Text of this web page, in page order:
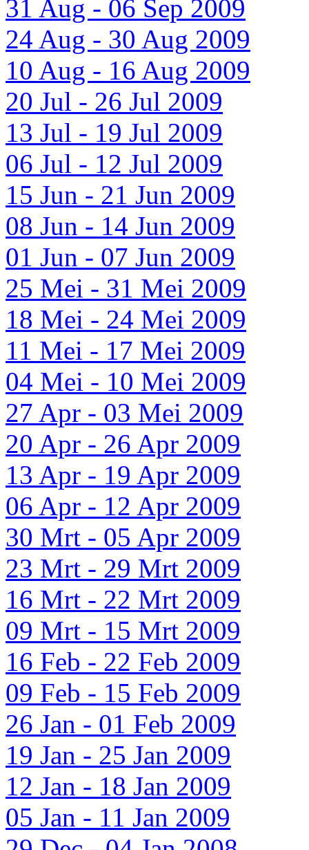
31 Aug - 06 Sep 2009
24 Aug - 30 Aug 2009
10 Aug - 16 Aug 2009
20 Jul - 26 Jul 2009
13 Jul - 19 Jul 2009
06 Jul - 12 Jul 2009
15 Jun - 21 Jun 2009
08 Jun - 14 Jun 2009
01 Jun - 07 Jun 2009
25 Mei - 31 Mei 2009
18 Mei - 24 Mei 2009
11 Mei - 17 Mei 2009
04 Mei - 10 Mei 2009
27 Apr - 03 Mei 2009
20 Apr - 26 Apr 2009
13 Apr - 19 Apr 2009
06 Apr - 12 Apr 2009
30 Mrt - 05 Apr 2009
23 Mrt - 29 Mrt 2009
16 Mrt - 22 Mrt 2009
09 Mrt - 15 Mrt 2009
16 Feb - 22 Feb 2009
09 Feb - 15 Feb 2009
26 Jan - 01 Feb 2009
19 Jan - 25 Jan 2009
12 Jan - 18 Jan 2009
05 Jan - 11 Jan 2009